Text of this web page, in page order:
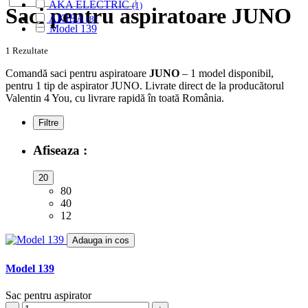
AKA ELECTRIC (1)
AKIBA (8)
ALASKA
ALIEN (2)
ALIV (1)
ALLERGY CARE (1)
ALMERIA
ALPINA
ALTO (12)
ALTUS
AMADIS
AMROS
AMSTAR
AMSTRAD (7)
APL
AR-TECH
Model 139
Saci pentru aspiratoare JUNO
1 Rezultate
Comandă saci pentru aspiratoare JUNO – 1 model disponibil,
pentru 1 tip de aspirator JUNO. Livrate direct de la producătorul
Valentin 4 You, cu livrare rapidă în toată România.
Filtre
Afiseaza :
20
80
40
12
Adauga in cos
Model 139
Sac pentru aspirator